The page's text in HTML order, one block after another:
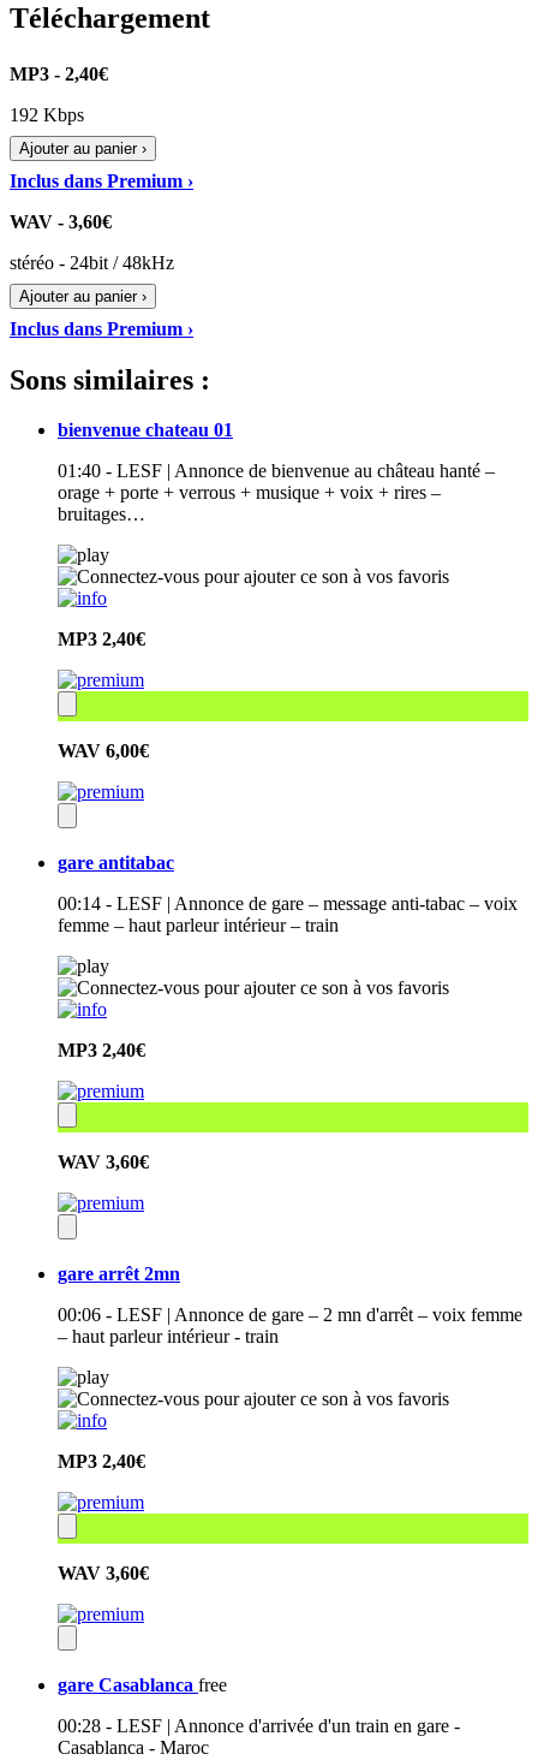
Téléchargement
MP3 - 2,40€
192 Kbps
Ajouter au panier ›
Inclus dans Premium ›
WAV - 3,60€
stéréo - 24bit / 48kHz
Ajouter au panier ›
Inclus dans Premium ›
Sons similaires :
bienvenue chateau 01
01:40 - LESF | Annonce de bienvenue au château hanté –
orage + porte + verrous + musique + voix + rires –
bruitages…
MP3 2,40€
WAV 6,00€
gare antitabac
00:14 - LESF | Annonce de gare – message anti-tabac – voix
femme – haut parleur intérieur – train
MP3 2,40€
WAV 3,60€
gare arrêt 2mn
00:06 - LESF | Annonce de gare – 2 mn d'arrêt – voix femme
– haut parleur intérieur - train
MP3 2,40€
WAV 3,60€
gare Casablanca free
00:28 - LESF | Annonce d'arrivée d'un train en gare -
Casablanca - Maroc